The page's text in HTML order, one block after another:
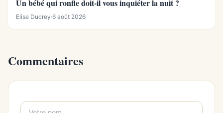
Un bébé qui ronfle doit-il vous inquiéter la nuit ?
Elise Ducrey·6 août 2026
Commentaires